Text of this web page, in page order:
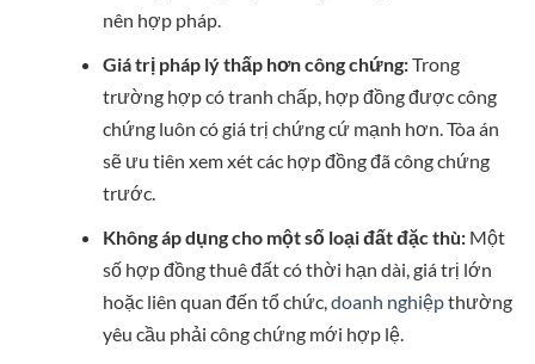
nên hợp pháp.
Giá trị pháp lý thấp hơn công chứng:Trong
trường hợp có tranh chấp, hợp đồng được công
chứng luôn có giá trị chứng cứ mạnh hơn. Tòa án
sẽ ưu tiên xem xét các hợp đồng đã công chứng
trước.
Không áp dụng cho một số loại đất đặc thù:Một
số hợp đồng thuê đất có thời hạn dài, giá trị lớn
hoặc liên quan đến tổ chức,doanh nghiệpthường
yêu cầu phải công chứng mới hợp lệ.